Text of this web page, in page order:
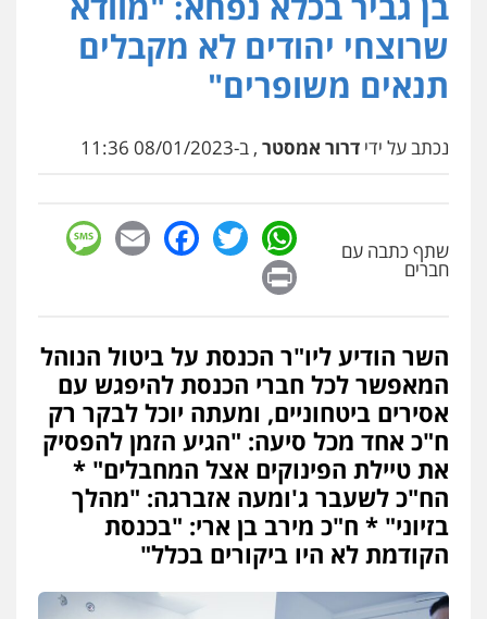
פלילי מעצרים וחקירות עורכי דין לענייני
אסירים
0505216700
פלילי צבאי מעצרים וחקירות
עו"ד אייל בסרגליק
כלכלי
אסירים אזרחי
עו"ד זוהר ארבל
פלילי פשיעה חמורה מעצרים וחקירות
קטינים
0538788878
עו"ד אסף דוק
פלילי עבירות מין סמים והימורים פשיעה
חמורה חקירות ומעצרים צווארון לבן והונאה
0526885006
שרוצחי יהודים לא מקבלים
תנאים משופרים"
נכתב על ידי דרור אמסטר , ב-08/01/2023 11:36
שתף כתבה עם
חברים
WhatsApp
Twitter
Facebook
Email
השר הודיע ליו"ר הכנסת על ביטול הנוהל
המאפשר לכל חברי הכנסת להיפגש עם
אסירים ביטחוניים, ומעתה יוכל לבקר רק
ח"כ אחד מכל סיעה: "הגיע הזמן להפסיק
את טיילת הפינוקים אצל המחבלים" *
הח"כ לשעבר ג'ומעה אזברגה: "מהלך
בזיוני" * ח"כ מירב בן ארי: "בכנסת
הקודמת לא היו ביקורים בכלל"